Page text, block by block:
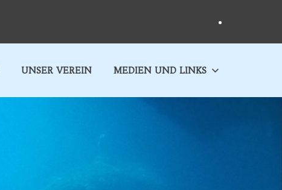
UNSER VEREIN MEDIEN UND LINKS